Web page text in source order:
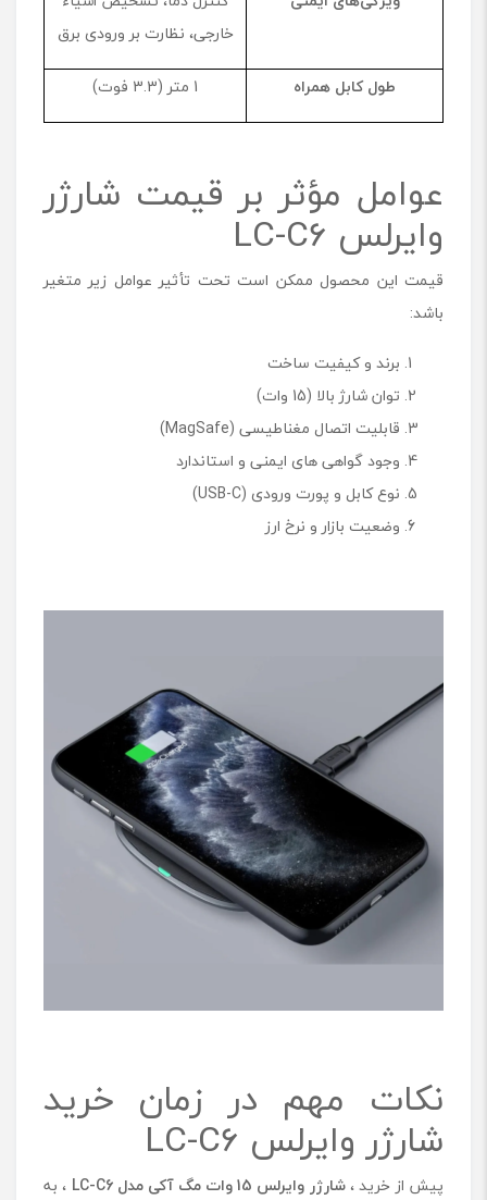
خارجی، نظارت بر ورودی برق
طول کابل همراه
1 متر (3.3 فوت)
عوامل مؤثر بر قیمت شارژر
وایرلس LC-C6
قیمت این محصول ممکن است تحت تأثیر عوامل زیر متغیر
باشد:
برند و کیفیت ساخت
توان شارژ بالا (15 وات)
قابلیت اتصال مغناطیسی (MagSafe)
وجود گواهی ‌های ایمنی و استاندارد
نوع کابل و پورت ورودی (USB-C)
وضعیت بازار و نرخ ارز
نکات مهم در زمان خرید
شارژر وایرلس LC-C6
پیش از خرید ،شارژر وایرلس 15 وات مگ آکی مدل LC-C6 ، به